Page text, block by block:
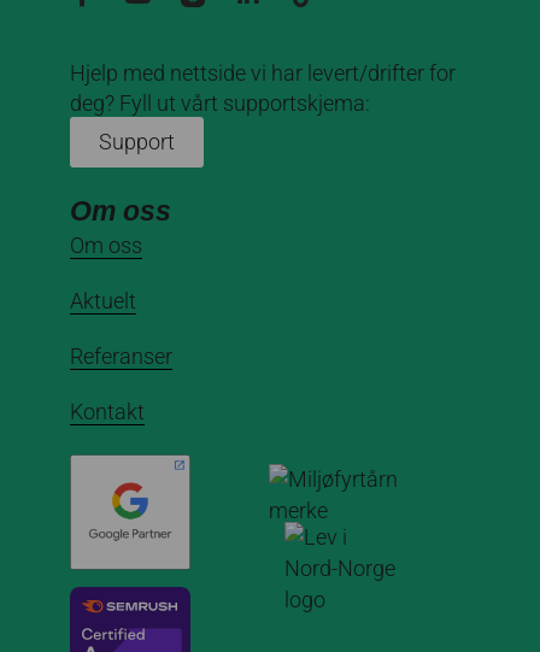
Hjelp med nettside vi har levert/drifter for
deg? Fyll ut vårt supportskjema:
Support
Om oss
Om oss
Aktuelt
Referanser
Kontakt